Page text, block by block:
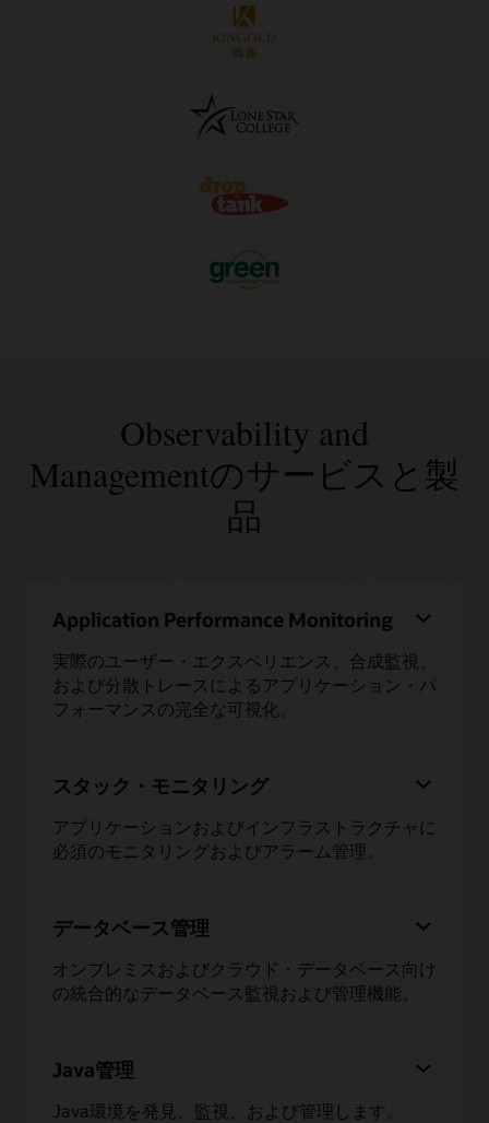
Observability and
Managementのサービスと製
品
Application Performance Monitoring
実際のユーザー・エクスペリエンス、合成監視、
および分散トレースによるアプリケーション・パ
フォーマンスの完全な可視化。
スタック・モニタリング
アプリケーションおよびインフラストラクチャに
必須のモニタリングおよびアラーム管理。
データベース管理
オンプレミスおよびクラウド・データベース向け
の統合的なデータベース監視および管理機能。
Java管理
Java環境を発見、監視、および管理します。